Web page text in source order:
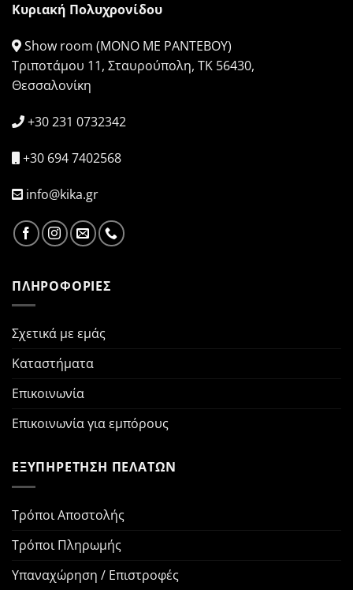
Κυριακή Πολυχρονίδου
Show room (ΜΟΝΟ ΜΕ ΡΑΝΤΕΒΟΥ)
Τριποτάμου 11, Σταυρούπολη, ΤΚ 56430,
Θεσσαλονίκη
+30 231 0732342
+30 694 7402568
info@kika.gr
ΠΛΗΡΟΦΟΡΙΕΣ
Σχετικά με εμάς
Καταστήματα
Επικοινωνία
Επικοινωνία για εμπόρους
ΕΞΥΠΗΡΕΤΗΣΗ ΠΕΛΑΤΩΝ
Τρόποι Αποστολής
Τρόποι Πληρωμής
Υπαναχώρηση / Επιστροφές